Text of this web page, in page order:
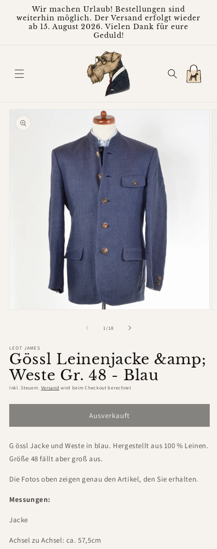
Inhalt
Wir machen Urlaub! Bestellungen sind
weiterhin möglich. Der Versand erfolgt wieder
ab 15. August 2026. Vielen Dank für eure
Geduld!
Warenkorb
1 /von
18
LEOT JAMES
Gössl Leinenjacke &amp;
Weste Gr. 48 - Blau
Inkl. Steuern. Versand wird beim Checkout berechnet
Ausverkauft
G össl Jacke und Weste in blau. Hergestellt aus 100 % Leinen.
Größe 48 fällt aber groß aus.
Die Fotos oben zeigen genau den Artikel, den Sie erhalten.
Messungen:
Jacke
Achsel zu Achsel: ca. 57,5cm